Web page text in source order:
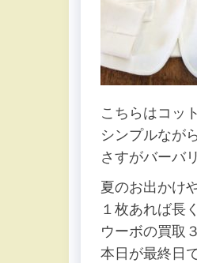
こちらはコッ
シンプルなが
さすがバーバ
夏のお出かけ
１枚あれば長
ウーボの買取
本日が最終日で